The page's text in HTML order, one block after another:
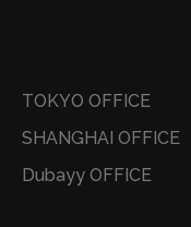
TOKYO OFFICE
SHANGHAI OFFICE
Dubayy OFFICE